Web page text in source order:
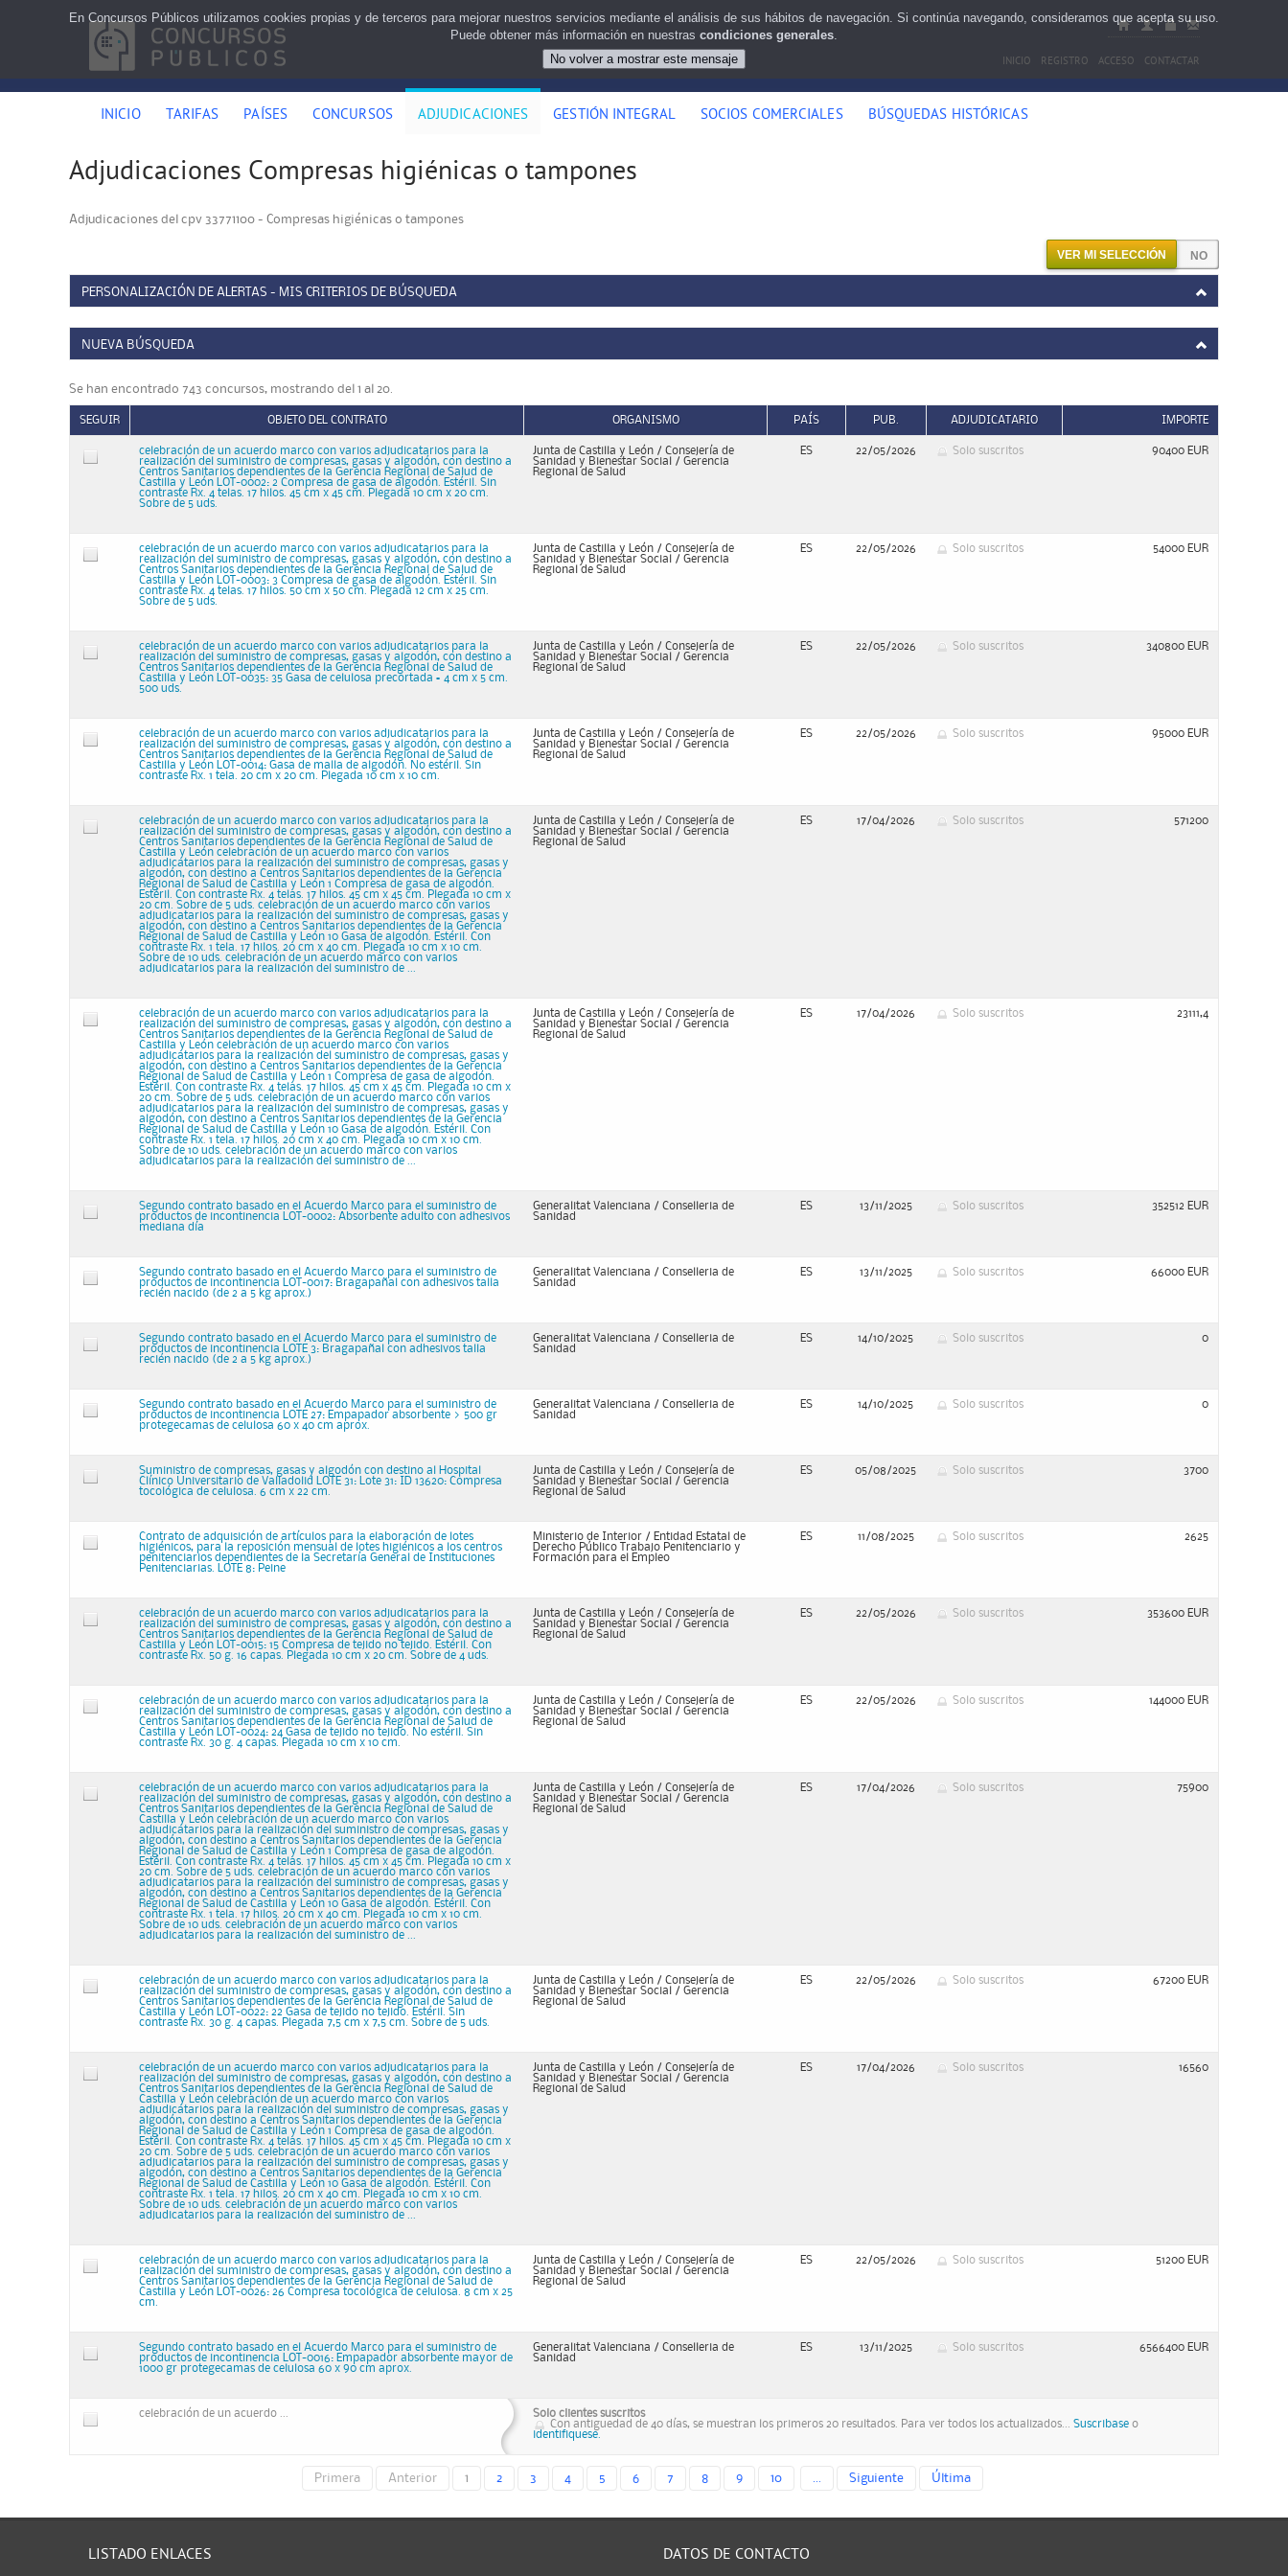
INICIO REGISTRO ACCESO CONTACTAR
INICIO TARIFAS PAÍSES CONCURSOS ADJUDICACIONES GESTIÓN INTEGRAL SOCIOS COMERCIALES BÚSQUEDAS HISTÓRICAS
Adjudicaciones Compresas higiénicas o tampones
Adjudicaciones del cpv 33771100 - Compresas higiénicas o tampones
VER MI SELECCIÓN
PERSONALIZACIÓN DE ALERTAS - MIS CRITERIOS DE BÚSQUEDA
NUEVA BÚSQUEDA
Se han encontrado 743 concursos, mostrando del 1 al 20.
SEGUIR OBJETO DEL CONTRATO ORGANISMO PAÍS PUB. ADJUDICATARIO IMPORTE
celebración de un acuerdo marco con varios adjudicatarios para la
realización del suministro de compresas, gasas y algodón, con destino a
Centros Sanitarios dependientes de la Gerencia Regional de Salud de
Castilla y León LOT-0002: 2 Compresa de gasa de algodón. Estéril. Sin
contraste Rx. 4 telas. 17 hilos. 45 cm x 45 cm. Plegada 10 cm x 20 cm.
Sobre de 5 uds.
Junta de Castilla y León / Consejería de
Sanidad y Bienestar Social / Gerencia
Regional de Salud
ES 22/05/2026 Solo suscritos 90400 EUR
celebración de un acuerdo marco con varios adjudicatarios para la
realización del suministro de compresas, gasas y algodón, con destino a
Centros Sanitarios dependientes de la Gerencia Regional de Salud de
Castilla y León LOT-0003: 3 Compresa de gasa de algodón. Estéril. Sin
contraste Rx. 4 telas. 17 hilos. 50 cm x 50 cm. Plegada 12 cm x 25 cm.
Sobre de 5 uds.
Junta de Castilla y León / Consejería de
Sanidad y Bienestar Social / Gerencia
Regional de Salud
ES 22/05/2026 Solo suscritos 54000 EUR
celebración de un acuerdo marco con varios adjudicatarios para la
realización del suministro de compresas, gasas y algodón, con destino a
Centros Sanitarios dependientes de la Gerencia Regional de Salud de
Castilla y León LOT-0035: 35 Gasa de celulosa precortada = 4 cm x 5 cm.
500 uds.
Junta de Castilla y León / Consejería de
Sanidad y Bienestar Social / Gerencia
Regional de Salud
ES 22/05/2026 Solo suscritos 340800 EUR
celebración de un acuerdo marco con varios adjudicatarios para la
realización del suministro de compresas, gasas y algodón, con destino a
Centros Sanitarios dependientes de la Gerencia Regional de Salud de
Castilla y León LOT-0014: Gasa de malla de algodón. No estéril. Sin
contraste Rx. 1 tela. 20 cm x 20 cm. Plegada 10 cm x 10 cm.
Junta de Castilla y León / Consejería de
Sanidad y Bienestar Social / Gerencia
Regional de Salud
ES 22/05/2026 Solo suscritos 95000 EUR
celebración de un acuerdo marco con varios adjudicatarios para la
realización del suministro de compresas, gasas y algodón, con destino a
Centros Sanitarios dependientes de la Gerencia Regional de Salud de
Castilla y León celebración de un acuerdo marco con varios
adjudicatarios para la realización del suministro de compresas, gasas y
algodón, con destino a Centros Sanitarios dependientes de la Gerencia
Regional de Salud de Castilla y León 1 Compresa de gasa de algodón.
Estéril. Con contraste Rx. 4 telas. 17 hilos. 45 cm x 45 cm. Plegada 10 cm x
20 cm. Sobre de 5 uds. celebración de un acuerdo marco con varios
adjudicatarios para la realización del suministro de compresas, gasas y
algodón, con destino a Centros Sanitarios dependientes de la Gerencia
Regional de Salud de Castilla y León 10 Gasa de algodón. Estéril. Con
contraste Rx. 1 tela. 17 hilos. 20 cm x 40 cm. Plegada 10 cm x 10 cm.
Sobre de 10 uds. celebración de un acuerdo marco con varios
adjudicatarios para la realización del suministro de ...
Junta de Castilla y León / Consejería de
Sanidad y Bienestar Social / Gerencia
Regional de Salud
ES 17/04/2026 Solo suscritos 571200
celebración de un acuerdo marco con varios adjudicatarios para la
realización del suministro de compresas, gasas y algodón, con destino a
Centros Sanitarios dependientes de la Gerencia Regional de Salud de
Castilla y León celebración de un acuerdo marco con varios
adjudicatarios para la realización del suministro de compresas, gasas y
algodón, con destino a Centros Sanitarios dependientes de la Gerencia
Regional de Salud de Castilla y León 1 Compresa de gasa de algodón.
Estéril. Con contraste Rx. 4 telas. 17 hilos. 45 cm x 45 cm. Plegada 10 cm x
20 cm. Sobre de 5 uds. celebración de un acuerdo marco con varios
adjudicatarios para la realización del suministro de compresas, gasas y
algodón, con destino a Centros Sanitarios dependientes de la Gerencia
Regional de Salud de Castilla y León 10 Gasa de algodón. Estéril. Con
contraste Rx. 1 tela. 17 hilos. 20 cm x 40 cm. Plegada 10 cm x 10 cm.
Sobre de 10 uds. celebración de un acuerdo marco con varios
adjudicatarios para la realización del suministro de ...
Junta de Castilla y León / Consejería de
Sanidad y Bienestar Social / Gerencia
Regional de Salud
ES 17/04/2026 Solo suscritos 23111,4
Segundo contrato basado en el Acuerdo Marco para el suministro de
productos de incontinencia LOT-0002: Absorbente adulto con adhesivos
mediana día
Generalitat Valenciana / Conselleria de
Sanidad
ES 13/11/2025 Solo suscritos 352512 EUR
Segundo contrato basado en el Acuerdo Marco para el suministro de
productos de incontinencia LOT-0017: Bragapañal con adhesivos talla
recién nacido (de 2 a 5 kg aprox.)
Generalitat Valenciana / Conselleria de
Sanidad
ES 13/11/2025 Solo suscritos 66000 EUR
Segundo contrato basado en el Acuerdo Marco para el suministro de
productos de incontinencia LOTE 3: Bragapañal con adhesivos talla
recién nacido (de 2 a 5 kg aprox.)
Generalitat Valenciana / Conselleria de
Sanidad
ES 14/10/2025 Solo suscritos 0
Segundo contrato basado en el Acuerdo Marco para el suministro de
productos de incontinencia LOTE 27: Empapador absorbente > 500 gr
protegecamas de celulosa 60 x 40 cm aprox.
Generalitat Valenciana / Conselleria de
Sanidad
ES 14/10/2025 Solo suscritos 0
Suministro de compresas, gasas y algodón con destino al Hospital
Clínico Universitario de Valladolid LOTE 31: Lote 31: ID 13620: Compresa
tocológica de celulosa. 6 cm x 22 cm.
Junta de Castilla y León / Consejería de
Sanidad y Bienestar Social / Gerencia
Regional de Salud
ES 05/08/2025 Solo suscritos 3700
Contrato de adquisición de artículos para la elaboración de lotes
higiénicos, para la reposición mensual de lotes higiénicos a los centros
penitenciarios dependientes de la Secretaría General de Instituciones
Penitenciarias. LOTE 8: Peine
Ministerio de Interior / Entidad Estatal de
Derecho Público Trabajo Penitenciario y
Formación para el Empleo
ES 11/08/2025 Solo suscritos 2625
celebración de un acuerdo marco con varios adjudicatarios para la
realización del suministro de compresas, gasas y algodón, con destino a
Centros Sanitarios dependientes de la Gerencia Regional de Salud de
Castilla y León LOT-0015: 15 Compresa de tejido no tejido. Estéril. Con
contraste Rx. 50 g. 16 capas. Plegada 10 cm x 20 cm. Sobre de 4 uds.
Junta de Castilla y León / Consejería de
Sanidad y Bienestar Social / Gerencia
Regional de Salud
ES 22/05/2026 Solo suscritos 353600 EUR
celebración de un acuerdo marco con varios adjudicatarios para la
realización del suministro de compresas, gasas y algodón, con destino a
Centros Sanitarios dependientes de la Gerencia Regional de Salud de
Castilla y León LOT-0024: 24 Gasa de tejido no tejido. No estéril. Sin
contraste Rx. 30 g. 4 capas. Plegada 10 cm x 10 cm.
Junta de Castilla y León / Consejería de
Sanidad y Bienestar Social / Gerencia
Regional de Salud
ES 22/05/2026 Solo suscritos 144000 EUR
celebración de un acuerdo marco con varios adjudicatarios para la
realización del suministro de compresas, gasas y algodón, con destino a
Centros Sanitarios dependientes de la Gerencia Regional de Salud de
Castilla y León celebración de un acuerdo marco con varios
adjudicatarios para la realización del suministro de compresas, gasas y
algodón, con destino a Centros Sanitarios dependientes de la Gerencia
Regional de Salud de Castilla y León 1 Compresa de gasa de algodón.
Estéril. Con contraste Rx. 4 telas. 17 hilos. 45 cm x 45 cm. Plegada 10 cm x
20 cm. Sobre de 5 uds. celebración de un acuerdo marco con varios
adjudicatarios para la realización del suministro de compresas, gasas y
algodón, con destino a Centros Sanitarios dependientes de la Gerencia
Regional de Salud de Castilla y León 10 Gasa de algodón. Estéril. Con
contraste Rx. 1 tela. 17 hilos. 20 cm x 40 cm. Plegada 10 cm x 10 cm.
Sobre de 10 uds. celebración de un acuerdo marco con varios
adjudicatarios para la realización del suministro de ...
Junta de Castilla y León / Consejería de
Sanidad y Bienestar Social / Gerencia
Regional de Salud
ES 17/04/2026 Solo suscritos 75900
celebración de un acuerdo marco con varios adjudicatarios para la
realización del suministro de compresas, gasas y algodón, con destino a
Centros Sanitarios dependientes de la Gerencia Regional de Salud de
Castilla y León LOT-0022: 22 Gasa de tejido no tejido. Estéril. Sin
contraste Rx. 30 g. 4 capas. Plegada 7,5 cm x 7,5 cm. Sobre de 5 uds.
Junta de Castilla y León / Consejería de
Sanidad y Bienestar Social / Gerencia
Regional de Salud
ES 22/05/2026 Solo suscritos 67200 EUR
celebración de un acuerdo marco con varios adjudicatarios para la
realización del suministro de compresas, gasas y algodón, con destino a
Centros Sanitarios dependientes de la Gerencia Regional de Salud de
Castilla y León celebración de un acuerdo marco con varios
adjudicatarios para la realización del suministro de compresas, gasas y
algodón, con destino a Centros Sanitarios dependientes de la Gerencia
Regional de Salud de Castilla y León 1 Compresa de gasa de algodón.
Estéril. Con contraste Rx. 4 telas. 17 hilos. 45 cm x 45 cm. Plegada 10 cm x
20 cm. Sobre de 5 uds. celebración de un acuerdo marco con varios
adjudicatarios para la realización del suministro de compresas, gasas y
algodón, con destino a Centros Sanitarios dependientes de la Gerencia
Regional de Salud de Castilla y León 10 Gasa de algodón. Estéril. Con
contraste Rx. 1 tela. 17 hilos. 20 cm x 40 cm. Plegada 10 cm x 10 cm.
Sobre de 10 uds. celebración de un acuerdo marco con varios
adjudicatarios para la realización del suministro de ...
Junta de Castilla y León / Consejería de
Sanidad y Bienestar Social / Gerencia
Regional de Salud
ES 17/04/2026 Solo suscritos 16560
celebración de un acuerdo marco con varios adjudicatarios para la
realización del suministro de compresas, gasas y algodón, con destino a
Centros Sanitarios dependientes de la Gerencia Regional de Salud de
Castilla y León LOT-0026: 26 Compresa tocológica de celulosa. 8 cm x 25
cm.
Junta de Castilla y León / Consejería de
Sanidad y Bienestar Social / Gerencia
Regional de Salud
ES 22/05/2026 Solo suscritos 51200 EUR
Segundo contrato basado en el Acuerdo Marco para el suministro de
productos de incontinencia LOT-0016: Empapador absorbente mayor de
1000 gr protegecamas de celulosa 60 x 90 cm aprox.
Generalitat Valenciana / Conselleria de
Sanidad
ES 13/11/2025 Solo suscritos 6566400 EUR
celebración de un acuerdo ...
Solo clientes suscritos
Con antiguedad de 40 días, se muestran los primeros 20 resultados. Para ver todos los actualizados... Suscribase o
identifiquese.
Primera Anterior 1 2 3 4 5 6 7 8 9 10 Siguiente Última
LISTADO ENLACES DATOS DE CONTACTO
En Concursos Públicos utilizamos cookies propias y de terceros para mejorar nuestros servicios mediante el análisis de sus hábitos de navegación. Si continúa navegando, consideramos que acepta su uso.
Puede obtener más información en nuestras condiciones generales.